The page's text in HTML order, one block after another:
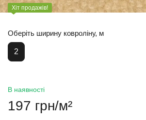
Хіт продажів!
Оберіть ширину ковроліну, м
2
В наявності
197 грн/м²